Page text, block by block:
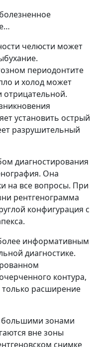
челюсти может
периодонтите
и холод может
отрицательной.
установить острый
разрушительный
диагностирования
Она
на все вопросы. При
рентгенограмма
конфигурация с
информативным
диагностике.
контура,
расширение
большими зонами
вне зоны
снимке